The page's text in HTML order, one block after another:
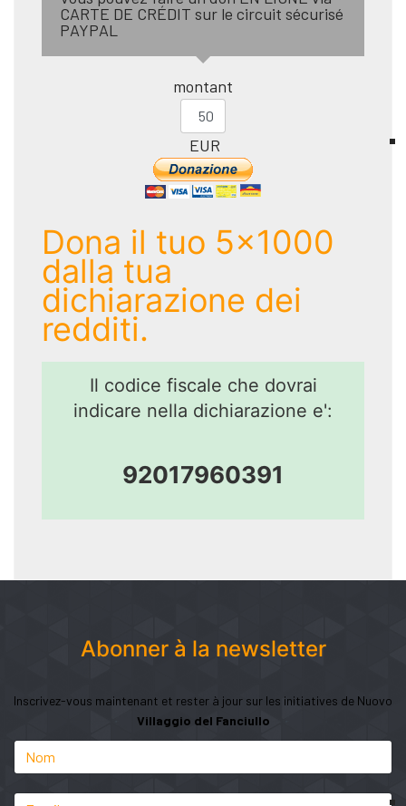
CARTE DE CRÉDIT sur le circuit sécurisé
PAYPAL
montant
EUR
Dona il tuo 5x1000
dalla tua
dichiarazione dei
redditi.
Il codice fiscale che dovrai
indicare nella dichiarazione e':
92017960391
Abonner à la newsletter
Inscrivez-vous maintenant et rester à jour sur les initiatives de Nuovo
Villaggio del Fanciullo